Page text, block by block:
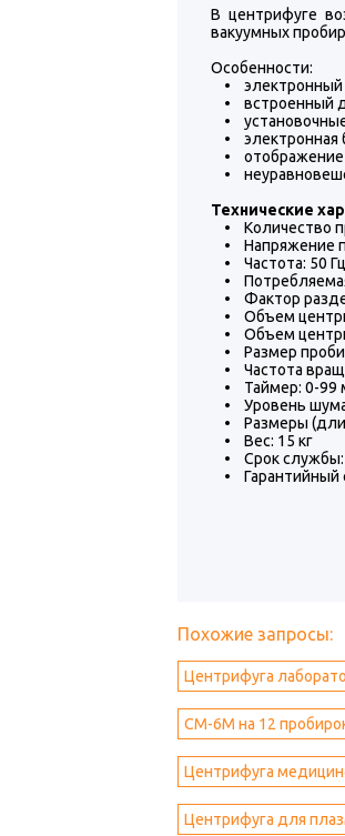
В центрифуге
вакуумных
Особенности:
• электронный
• встроенный
• установочные
• электронная
• отображение
•
Технические
• Количество
• Напряжение
• Частота: 50 Гц
•
• Фактор
• Объем
• Объем
• Размер
• Частота
• Таймер: 0-99
• Уровень
• Размеры
• Вес: 15 кг
• Срок службы:
• Гарантийный
Похожие запросы:
Центрифуга
CM-6M на 12
Центрифуга
Центрифуга для